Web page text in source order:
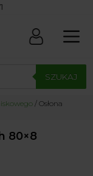
SZUKAJ
/ Osłona
80×8